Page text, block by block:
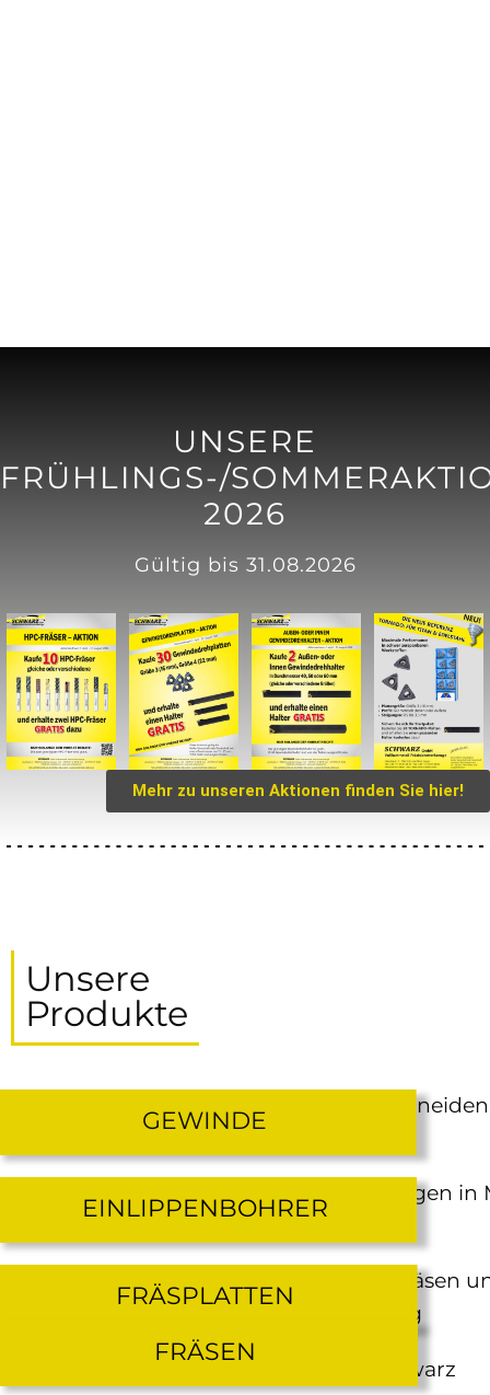
UNSERE
FRÜHLINGS-/
2026
Gültig bis 31.08.2026
Mehr zu unseren Aktionen finden Sie hier!
Unsere
Produkte
GEWINDE
EINLIPPENBOHRER
FRÄSPLATTEN
FRÄSEN